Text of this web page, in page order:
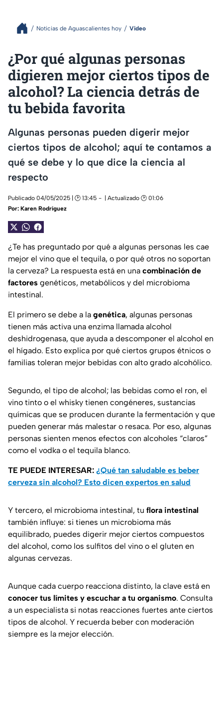
Noticias de Aguascalientes hoy Video
¿Por qué algunas personas
digieren mejor ciertos tipos de
alcohol? La ciencia detrás de
tu bebida favorita
Algunas personas pueden digerir mejor
ciertos tipos de alcohol; aquí te contamos a
qué se debe y lo que dice la ciencia al
respecto
Publicado 04/05/2025 | 🕑 13:45
| Actualizado 🕑 01:06
Por: Karen Rodríguez
¿Te has preguntado por qué a algunas personas les cae
mejor el vino que el tequila, o por qué otros no soportan
la cerveza? La respuesta está en una combinación de
factores genéticos, metabólicos y del microbioma
intestinal.
El primero se debe a la genética, algunas personas
tienen más activa una enzima llamada alcohol
deshidrogenasa, que ayuda a descomponer el alcohol en
el hígado. Esto explica por qué ciertos grupos étnicos o
familias toleran mejor bebidas con alto grado alcohólico.
Segundo, el tipo de alcohol; las bebidas como el ron, el
vino tinto o el whisky tienen congéneres, sustancias
químicas que se producen durante la fermentación y que
pueden generar más malestar o resaca. Por eso, algunas
personas sienten menos efectos con alcoholes “claros”
como el vodka o el tequila blanco.
TE PUEDE INTERESAR: ¿Qué tan saludable es beber
cerveza sin alcohol? Esto dicen expertos en salud
Y tercero, el microbioma intestinal, tu flora intestinal
también influye: si tienes un microbioma más
equilibrado, puedes digerir mejor ciertos compuestos
del alcohol, como los sulfitos del vino o el gluten en
algunas cervezas.
Aunque cada cuerpo reacciona distinto, la clave está en
conocer tus límites y escuchar a tu organismo. Consulta
a un especialista si notas reacciones fuertes ante ciertos
tipos de alcohol. Y recuerda beber con moderación
siempre es la mejor elección.